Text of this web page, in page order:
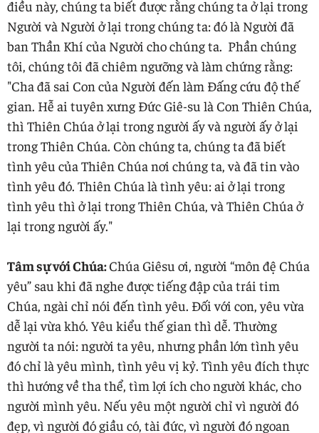
điều này, chúng ta biết được rằng chúng ta ở lại trong
Người và Người ở lại trong chúng ta: đó là Người đã
ban Thần Khí của Người cho chúng ta. Phần chúng
tôi, chúng tôi đã chiêm ngưỡng và làm chứng rằng:
"Cha đã sai Con của Người đến làm Đấng cứu độ thế
gian. Hễ ai tuyên xưng Đức Giê-su là Con Thiên Chúa,
thì Thiên Chúa ở lại trong người ấy và người ấy ở lại
trong Thiên Chúa. Còn chúng ta, chúng ta đã biết
tình yêu của Thiên Chúa nơi chúng ta, và đã tin vào
tình yêu đó. Thiên Chúa là tình yêu: ai ở lại trong
tình yêu thì ở lại trong Thiên Chúa, và Thiên Chúa ở
lại trong người ấy."
Tâm sự với Chúa:Chúa Giêsu ơi, người “môn đệ Chúa
yêu” sau khi đã nghe được tiếng đập của trái tim
Chúa, ngài chỉ nói đến tình yêu. Đối với con, yêu vừa
dễ lại vừa khó. Yêu kiểu thế gian thì dễ. Thường
người ta nói: người ta yêu, nhưng phần lớn tình yêu
đó chỉ là yêu mình, tình yêu vị kỷ. Tình yêu đích thực
thì hướng về tha thể, tìm lợi ích cho người khác, cho
người mình yêu. Nếu yêu một người chỉ vì người đó
đẹp, vì người đó giầu có, tài đức, vì người đó ngoan